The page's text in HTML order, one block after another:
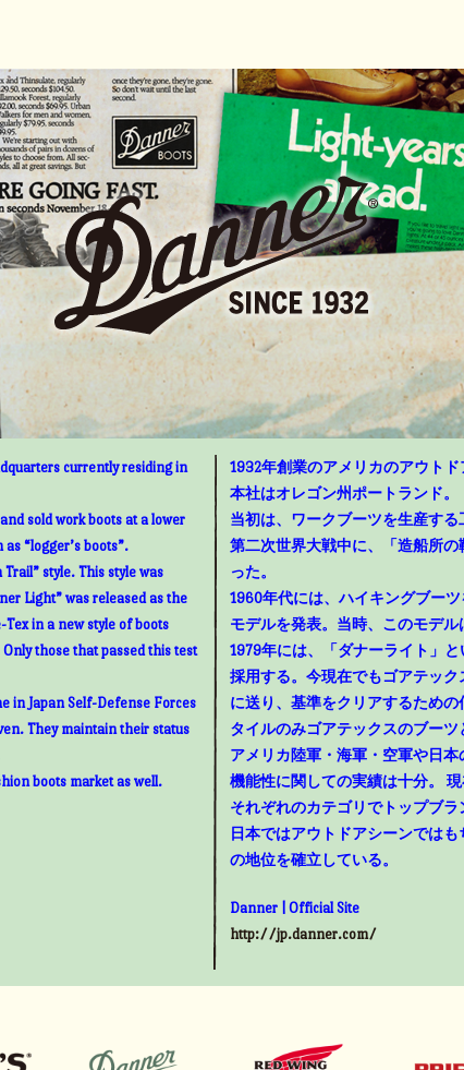
currently residing in
sold work boots at a lower
“logger’s boots”.
style. This style was
Light” was released as the
in a new style of boots
those that passed this test
in Japan Self-Defense Forces
They maintain their status
boots market as well.
1932年創業のアメリカのアウト
本社はオレゴン州ポートランド。
当初は、ワークブーツを生産する
第二次世界大戦中に、「造船所
った。
1960年代には、ハイキングブー
モデルを発表。当時、このモデル
1979年には、「ダナーライト」
採用する。今現在でもゴアテッ
に送り、基準をクリアするため
タイルのみゴアテックスのブーツ
アメリカ陸軍・海軍・空軍や日
機能性に関しての実績は十分。
それぞれのカテゴリでトップブラ
日本ではアウトドアシーンでは
の地位を確立している。
Danner | Official Site
http://jp.danner.com/